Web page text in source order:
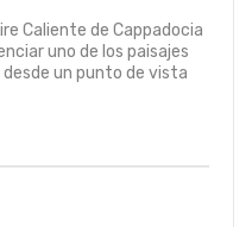
Caliente de Cappadocia
uno de los paisajes
un punto de vista